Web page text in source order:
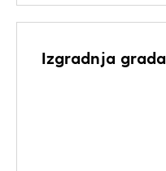
Izgradnja grada